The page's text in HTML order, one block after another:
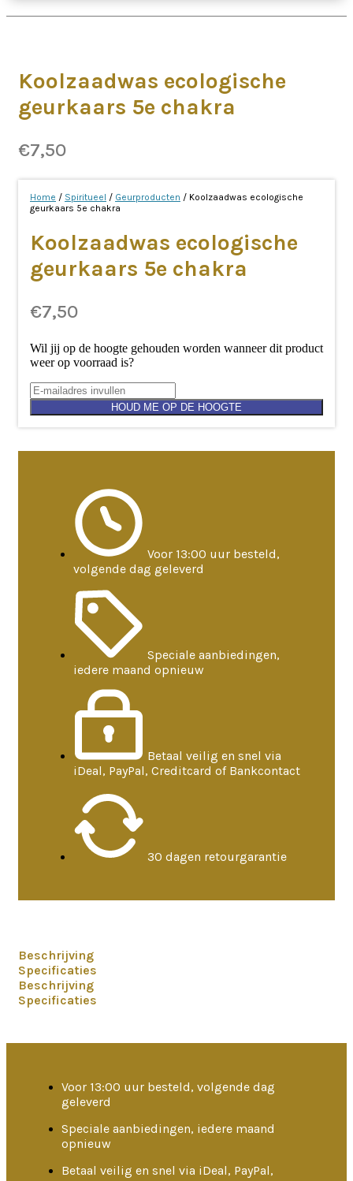
Koolzaadwas ecologische
geurkaars 5e chakra
€7,50
Home / Spiritueel / Geurproducten / Koolzaadwas ecologische
geurkaars 5e chakra
Koolzaadwas ecologische
geurkaars 5e chakra
€7,50
Wil jij op de hoogte gehouden worden wanneer dit product
weer op voorraad is?
HOUD ME OP DE HOOGTE
Voor 13:00 uur besteld,
volgende dag geleverd
Speciale aanbiedingen,
iedere maand opnieuw
Betaal veilig en snel via
iDeal, PayPal, Creditcard of Bankcontact
30 dagen retourgarantie
Beschrijving
Specificaties
Beschrijving
Specificaties
Voor 13:00 uur besteld, volgende dag
geleverd
Speciale aanbiedingen, iedere maand
opnieuw
Betaal veilig en snel via iDeal, PayPal,